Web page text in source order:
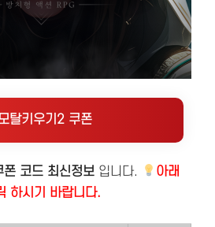
탈키우기2 쿠폰
코드 최신정보 입니다.
아래
하시기 바랍니다.